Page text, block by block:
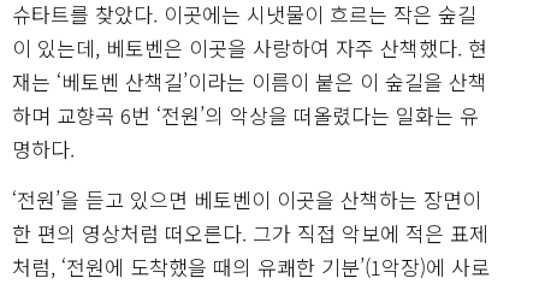
슈타트를 찾았다. 이곳에는 시냇물이 흐르는 작은 숲길
이 있는데, 베토벤은 이곳을 사랑하여 자주 산책했다. 현
재는 ‘베토벤 산책길’이라는 이름이 붙은 이 숲길을 산책
하며 교향곡 6번 ‘전원’의 악상을 떠올렸다는 일화는 유
명하다.
‘전원’을 듣고 있으면 베토벤이 이곳을 산책하는 장면이
한 편의 영상처럼 떠오른다. 그가 직접 악보에 적은 표제
처럼, ‘전원에 도착했을 때의 유쾌한 기분’(1악장)에 사로